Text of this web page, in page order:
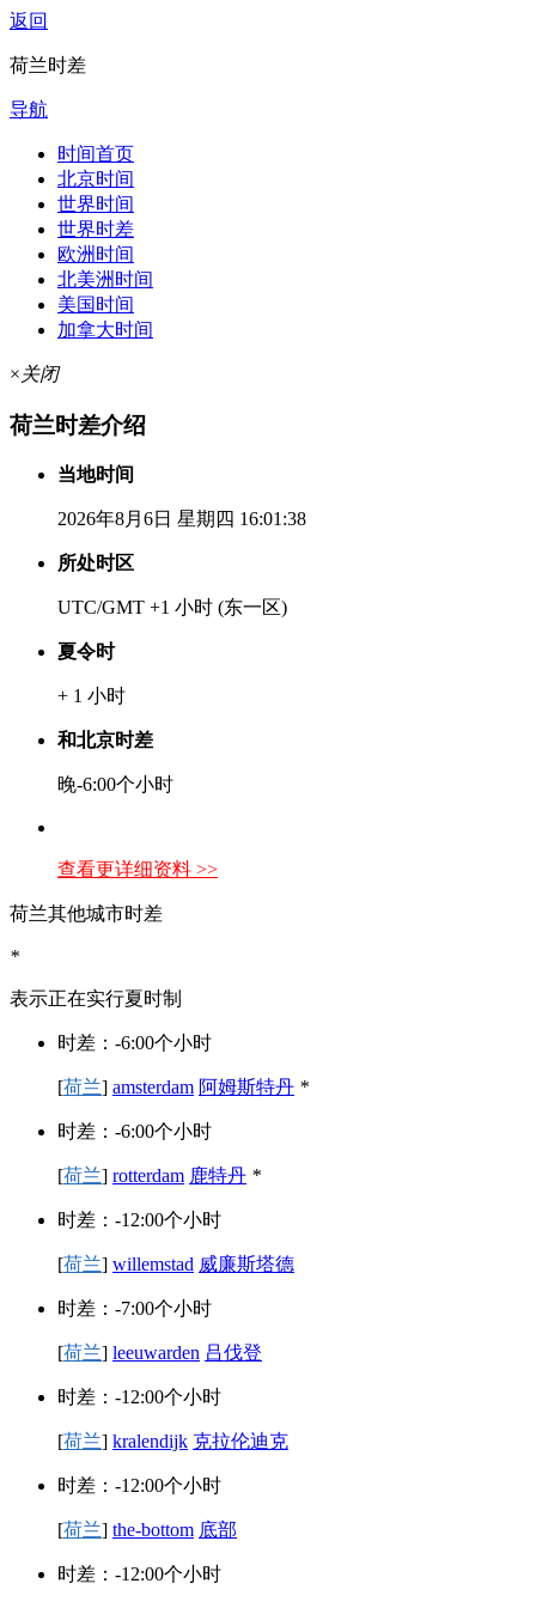
返回
荷兰时差
导航
时间首页
北京时间
世界时间
世界时差
欧洲时间
北美洲时间
美国时间
加拿大时间
×关闭
荷兰时差介绍
当地时间
2026年8月6日 星期四 16:01:38
所处时区
UTC/GMT +1 小时 (东一区)
夏令时
+ 1 小时
和北京时差
晚-6:00个小时
查看更详细资料 >>
荷兰其他城市时差
*
表示正在实行夏时制
时差：-6:00个小时
[荷兰] amsterdam 阿姆斯特丹 *
时差：-6:00个小时
[荷兰] rotterdam 鹿特丹 *
时差：-12:00个小时
[荷兰] willemstad 威廉斯塔德
时差：-7:00个小时
[荷兰] leeuwarden 吕伐登
时差：-12:00个小时
[荷兰] kralendijk 克拉伦迪克
时差：-12:00个小时
[荷兰] the-bottom 底部
时差：-12:00个小时